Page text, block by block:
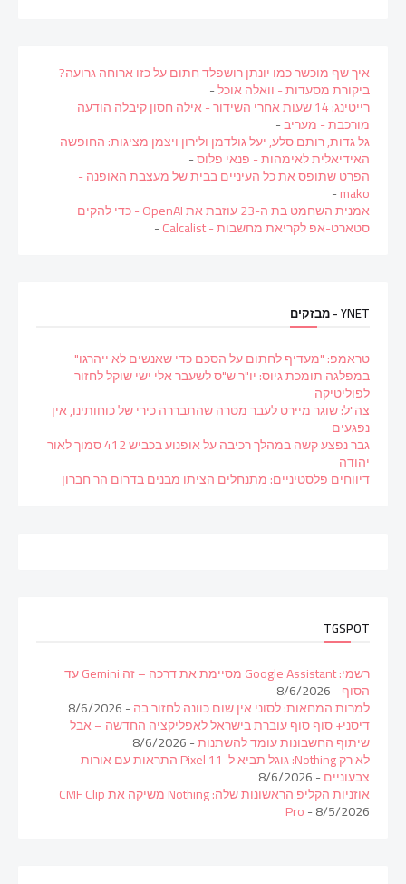
איך שף מוכשר כמו יונתן רושפלד חתום על כזו ארוחה גרועה?
ביקורת מסעדות - וואלה אוכל-
רייטינג: 14 שעות אחרי השידור - אילה חסון קיבלה הודעה
מורכבת - מעריב-
גל גדות, רותם סלע, יעל גולדמן ולירון ויצמן מציגות: החופשה
האידיאלית לאימהות - פנאי פלוס-
הפרט שתופס את כל העיניים בבית של מעצבת האופנה -
mako
-
אמנית השחמט בת ה-23 עוזבת את OpenAI - כדי להקים
סטארט-אפ לקריאת מחשבות - Calcalist -
YNET - מבזקים
טראמפ: "מעדיף לחתום על הסכם כדי שאנשים לא ייהרגו"
במפלגה תומכת גיוס: יו"ר ש"ס לשעבר אלי ישי שוקל לחזור
לפוליטיקה
צה"ל: שוגר מיירט לעבר מטרה שהתבררה כירי של כוחותינו, אין
נפגעים
גבר נפצע קשה במהלך רכיבה על אופנוע בכביש 412 סמוך לאור
יהודה
דיווחים פלסטיניים: מתנחלים הציתו מבנים בדרום הר חברון
TGSPOT
רשמי: Google Assistant מסיימת את דרכה – זה Gemini עד
הסוף- 8/6/2026
למרות המחאות: לסוני אין שום כוונה לחזור בה- 8/6/2026
דיסני+ סוף סוף עוברת בישראל לאפליקציה החדשה – אבל
שיתוף החשבונות עומד להשתנות- 8/6/2026
לא רק Nothing: גוגל תביא ל-Pixel 11 התראות עם אורות
צבעוניים- 8/6/2026
אוזניות הקליפ הראשונות שלה: Nothing משיקה את CMF Clip
Pro- 8/5/2026